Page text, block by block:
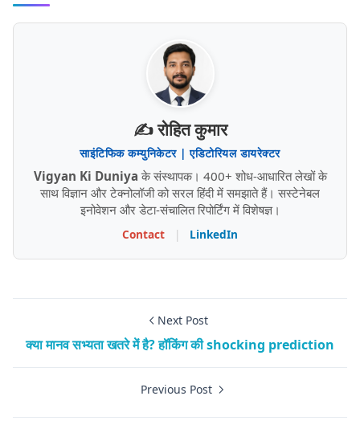
✍️ रोहित कुमार
साइंटिफिक कम्युनिकेटर | एडिटोरियल डायरेक्टर
Vigyan Ki Duniya के संस्थापक। 400+ शोध-आधारित लेखों के
साथ विज्ञान और टेक्नोलॉजी को सरल हिंदी में समझाते हैं। सस्टेनेबल
इनोवेशन और डेटा-संचालित रिपोर्टिंग में विशेषज्ञ।
Contact | LinkedIn
Next Post
क्या मानव सभ्यता खतरे में है? हॉकिंग की shocking prediction
Previous Post